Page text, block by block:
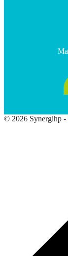
© 2026 Synergihp -